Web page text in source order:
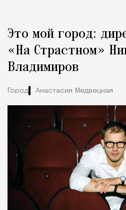
Это мой город:
«На Страстном»
Владимиров
Город Анастасия Медвецкая